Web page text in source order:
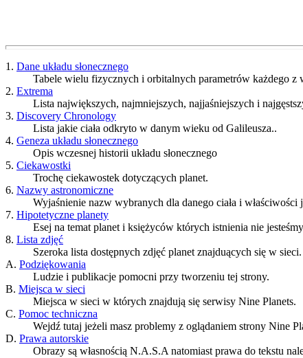
1. Dane układu słonecznego
Tabele wielu fizycznych i orbitalnych parametrów każdego z
2. Extrema
Lista największych, najmniejszych, najjaśniejszych i
3. Discovery Chronology
Lista jakie ciała odkryto w danym wieku od Galileusza..
4. Geneza układu słonecznego
Opis wczesnej historii układu słonecznego
5. Ciekawostki
Trochę ciekawostek dotyczących planet.
6. Nazwy astronomiczne
Wyjaśnienie nazw wybranych dla danego ciała i właściwości
7. Hipotetyczne planety
Esej na temat planet i księżyców których istnienia nie
8. Lista zdjęć
Szeroka lista dostępnych zdjęć planet znajduących się w sieci.
A. Podziękowania
Ludzie i publikacje pomocni przy tworzeniu tej strony.
B. Miejsca w sieci
Miejsca w sieci w których znajdują się serwisy Nine Planets.
C. Pomoc techniczna
Wejdź tutaj jeżeli masz problemy z oglądaniem strony Nine
D. Prawa autorskie
Obrazy są własnością N.A.S.A natomiast prawa do tekstu